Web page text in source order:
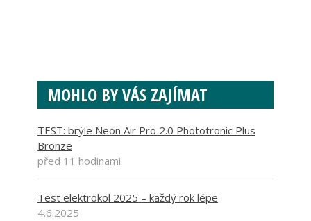
MOHLO BY VÁS ZAJÍMAT
TEST: brýle Neon Air Pro 2.0 Phototronic Plus
Bronze
před 11 hodinami
Test elektrokol 2025 – každý rok lépe
4.6.2025